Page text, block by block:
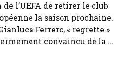
l’UEFA de retirer le club
la saison prochaine.
Ferrero, « regrette »
convaincu de la ...